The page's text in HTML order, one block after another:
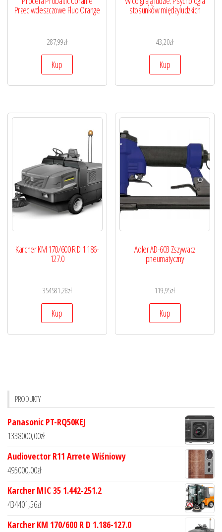
Przeciwdeszczowe Fluo Orange
287,99zł
Kup
stosunków międzyludzkich
43,20zł
Kup
Karcher KM 170/600 R D 1.186-
127.0
354581,28zł
Kup
Adler AD-603 Zszywacz
pneumatyczny
119,95zł
Kup
PRODUKTY
Panasonic PT-RQ50KEJ
1338000,00zł
Audiovector R11 Arrete Wiśniowy
495000,00zł
Karcher MIC 35 1.442-251.2
434401,56zł
Karcher KM 170/600 R D 1.186-127.0